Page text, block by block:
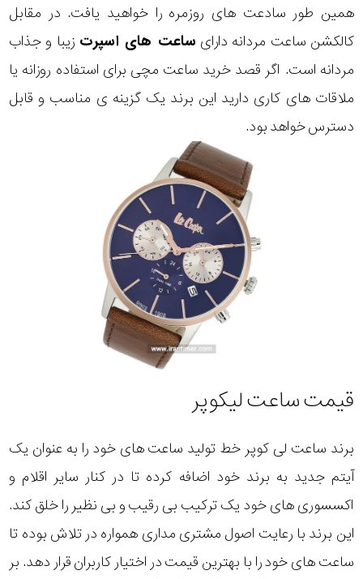
همین طور سادعت های روزمره را خواهید یافت. در مقابل
کالکشن ساعت مردانه دارای ساعت های اسپرت زیبا و جذاب
مردانه است. اگر قصد خرید ساعت مچی برای استفاده روزانه یا
ملاقات های کاری دارید این برند یک گزینه ی مناسب و قابل
دسترس خواهد بود.
قیمت ساعت لیکوپر
برند ساعت لی کوپر خط تولید ساعت های خود را به عنوان یک
آیتم جدید به برند خود اضافه کرده تا در کنار سایر اقلام و
اکسسوری های خود یک ترکیب بی رقیب و بی نظیر را خلق کند.
این برند با رعایت اصول مشتری مداری همواره در تلاش بوده تا
ساعت های خود را با بهترین قیمت در اختیار کاربران قرار دهد. بر